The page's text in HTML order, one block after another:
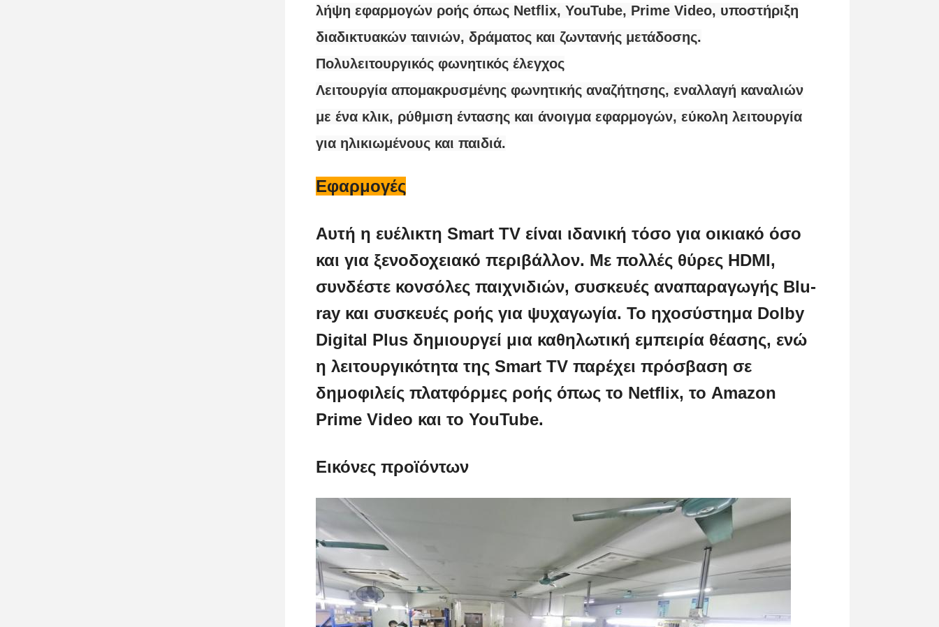
λήψη εφαρμογών ροής όπως Netflix, YouTube, Prime Video, υποστήριξη
διαδικτυακών ταινιών, δράματος και ζωντανής μετάδοσης.
Πολυλειτουργικός φωνητικός έλεγχος
Λειτουργία απομακρυσμένης φωνητικής αναζήτησης, εναλλαγή καναλιών
με ένα κλικ, ρύθμιση έντασης και άνοιγμα εφαρμογών, εύκολη λειτουργία
για ηλικιωμένους και παιδιά.
Εφαρμογές
Αυτή η ευέλικτη Smart TV είναι ιδανική τόσο για οικιακό όσο
και για ξενοδοχειακό περιβάλλον. Με πολλές θύρες HDMI,
συνδέστε κονσόλες παιχνιδιών, συσκευές αναπαραγωγής Blu-
ray και συσκευές ροής για ψυχαγωγία. Το ηχοσύστημα Dolby
Digital Plus δημιουργεί μια καθηλωτική εμπειρία θέασης, ενώ
η λειτουργικότητα της Smart TV παρέχει πρόσβαση σε
δημοφιλείς πλατφόρμες ροής όπως το Netflix, το Amazon
Prime Video και το YouTube.
Εικόνες προϊόντων